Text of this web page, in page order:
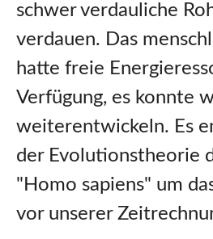
schwer verdauliche
verdauen. Das
hatte freie
Verfügung, es konnte
weiterentwickeln. Es
der Evolutionstheorie
"Homo sapiens" um
vor unserer